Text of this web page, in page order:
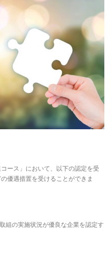
ース」において、以下の認定を受
優遇措置を受けることができま
組の実施状況が優良な企業を認定す